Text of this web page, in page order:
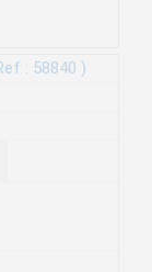
: 58840 )